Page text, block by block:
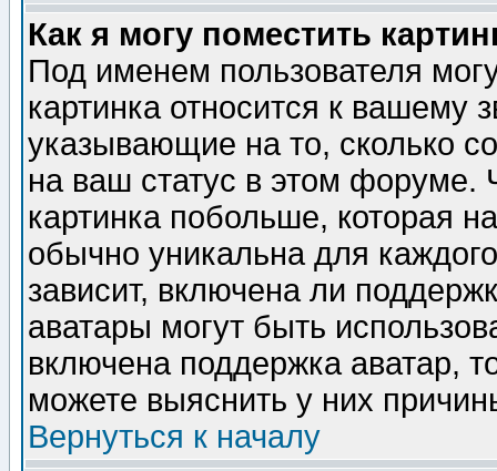
Как я могу поместить
Под именем пользователя
картинка относится к вашему
указывающие на то, сколько
на ваш статус в этом форуме.
картинка побольше, которая
обычно уникальна для
зависит, включена ли
аватары могут быть
включена поддержка аватар,
можете выяснить у них
Вернуться к началу